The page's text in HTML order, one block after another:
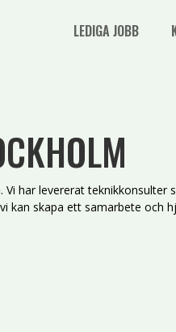
LEDIGA JOBB
har levererat teknikkonsulter
kan skapa ett samarbete och